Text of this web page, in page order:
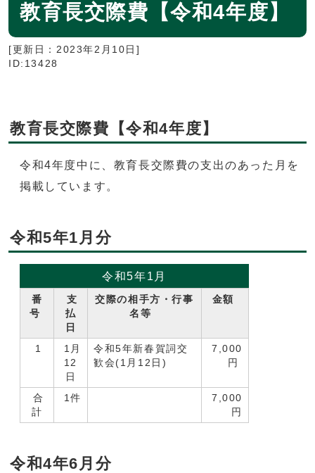
教育長交際費【令和4年度】
[更新日： 2023年2月10日 ]
ID:13428
教育長交際費【令和4年度】
令和4年度中に、教育長交際費の支出のあった月を
掲載しています。
令和5年1月分
令和5年1月
番
号
支
払
日
交際の相手方・行事
名等
金額
1
1月
12
日
令和5年新春賀詞交
歓会(1月12日)
7,000
円
合
計
1件
7,000
円
令和4年6月分